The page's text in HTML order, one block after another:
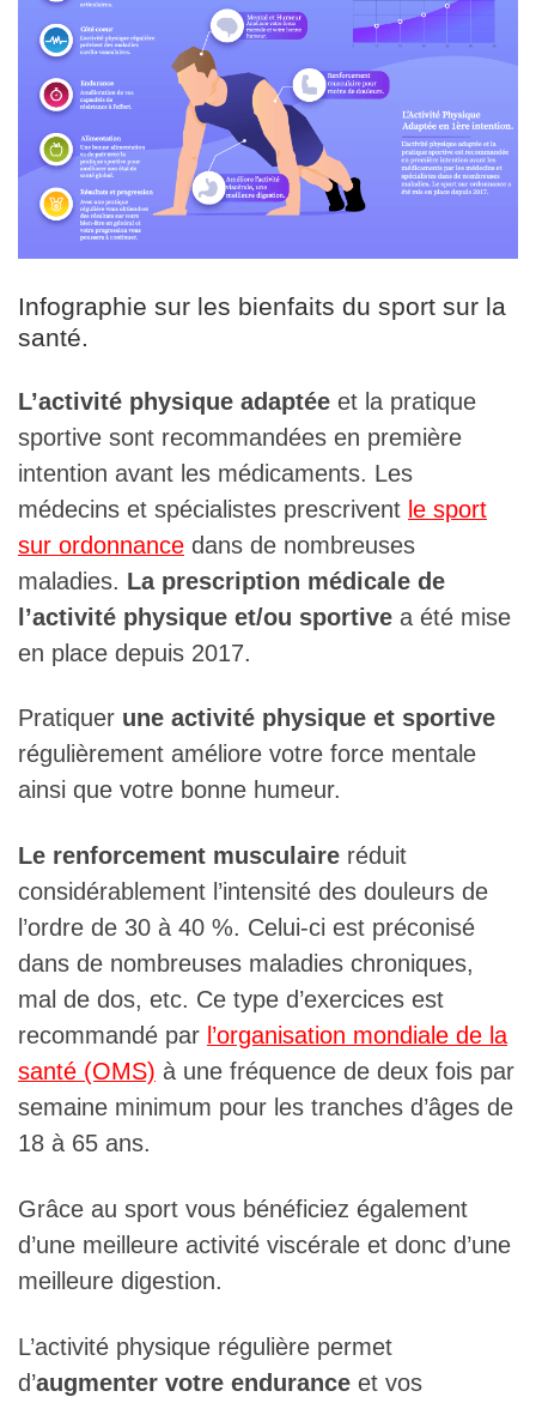
Infographie sur les bienfaits du sport sur la
santé.
L’activité physique adaptée et la pratique
sportive sont recommandées en première
intention avant les médicaments. Les
médecins et spécialistes prescrivent le sport
sur ordonnance dans de nombreuses
maladies. La prescription médicale de
l’activité physique et/ou sportive a été mise
en place depuis 2017.
Pratiquer une activité physique et sportive
régulièrement améliore votre force mentale
ainsi que votre bonne humeur.
Le renforcement musculaire réduit
considérablement l’intensité des douleurs de
l’ordre de 30 à 40 %. Celui-ci est préconisé
dans de nombreuses maladies chroniques,
mal de dos, etc. Ce type d’exercices est
recommandé par l’organisation mondiale de la
santé (OMS) à une fréquence de deux fois par
semaine minimum pour les tranches d’âges de
18 à 65 ans.
Grâce au sport vous bénéficiez également
d’une meilleure activité viscérale et donc d’une
meilleure digestion.
L’activité physique régulière permet
d’augmenter votre endurance et vos